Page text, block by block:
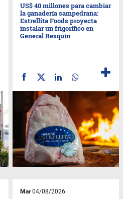
US$ 40 millones para cambiar
la ganadería sampedrana:
Estrellita Foods proyecta
instalar un frigorífico en
General Resquín
Mar04/08/2026